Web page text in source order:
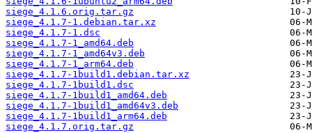
siege_4.1.6.orig.tar.gz
siege_4.1.7-1.debian.tar.xz
siege_4.1.7-1.dsc
siege_4.1.7-1_amd64.deb
siege_4.1.7-1_amd64v3.deb
siege_4.1.7-1_arm64.deb
siege_4.1.7-1build1.debian.tar.xz
siege_4.1.7-1build1.dsc
siege_4.1.7-1build1_amd64.deb
siege_4.1.7-1build1_amd64v3.deb
siege_4.1.7-1build1_arm64.deb
siege_4.1.7.orig.tar.gz